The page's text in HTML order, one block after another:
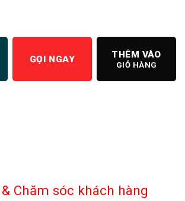
GỌI NGAY THÊM VÀO
GIỎ HÀNG
Chăm sóc khách hàng